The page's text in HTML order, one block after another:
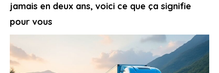
jamais en deux ans, voici ce que ça signifie
pour vous